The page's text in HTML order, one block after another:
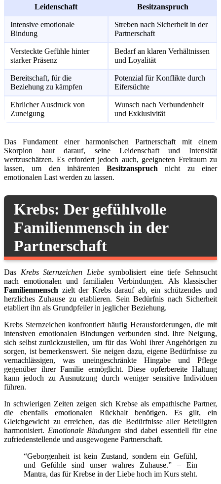
Leidenschaft Besitzanspruch
Intensive emotionale
Bindung
Streben nach Sicherheit in der
Partnerschaft
Versteckte Gefühle hinter
starker Präsenz
Bedarf an klaren Verhältnissen
und Loyalität
Bereitschaft, für die
Beziehung zu kämpfen
Potenzial für Konflikte durch
Eifersüchte
Ehrlicher Ausdruck von
Zuneigung
Wunsch nach Verbundenheit
und Exklusivität
Das Fundament einer harmonischen Partnerschaft mit einem
Skorpion baut darauf, seine Leidenschaft und Intensität
wertzuschätzen. Es erfordert jedoch auch, geeigneten Freiraum zu
lassen, um den inhärentenBesitzanspruch nicht zu einer
emotionalen Last werden zu lassen.
Krebs: Der gefühlvolle
Familienmensch in der
Partnerschaft
Das Krebs Sternzeichen Liebe symbolisiert eine tiefe Sehnsucht
nach emotionalen und familialen Verbindungen. Als klassischer
Familienmensch zielt der Krebs darauf ab, ein schützendes und
herzliches Zuhause zu etablieren. Sein Bedürfnis nach Sicherheit
etabliert ihn als Grundpfeiler in jeglicher Beziehung.
Krebs Sternzeichen konfrontiert häufig Herausforderungen, die mit
intensiven emotionalen Bindungen verbunden sind. Ihre Neigung,
sich selbst zurückzustellen, um für das Wohl ihrer Angehörigen zu
sorgen, ist bemerkenswert. Sie neigen dazu, eigene Bedürfnisse zu
vernachlässigen, was uneingeschränkte Hingabe und Pflege
gegenüber ihrer Familie ermöglicht. Diese opferbereite Haltung
kann jedoch zu Ausnutzung durch weniger sensitive Individuen
führen.
In schwierigen Zeiten zeigen sich Krebse als empathische Partner,
die ebenfalls emotionalen Rückhalt benötigen. Es gilt, ein
Gleichgewicht zu erreichen, das die Bedürfnisse aller Beteiligten
harmonisiert. Emotionale Bindungen sind dabei essentiell für eine
zufriedenstellende und ausgewogene Partnerschaft.
“Geborgenheit ist kein Zustand, sondern ein Gefühl,
und Gefühle sind unser wahres Zuhause.” – Ein
Mantra, das für Krebse in der Liebe hoch im Kurs steht.